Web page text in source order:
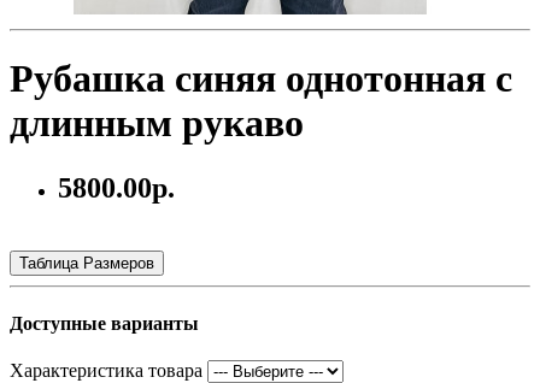
Рубашка синяя однотонная с
длинным рукаво
5800.00р.
Таблица Размеров
Доступные варианты
Характеристика товара